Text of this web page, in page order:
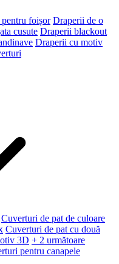
pentru foișor Draperii de o
cusute Draperii blackout
Draperii cu motiv
Cuverturi de pat de culoare
Cuverturi de pat cu două
3D + 2 următoare
pentru canapele